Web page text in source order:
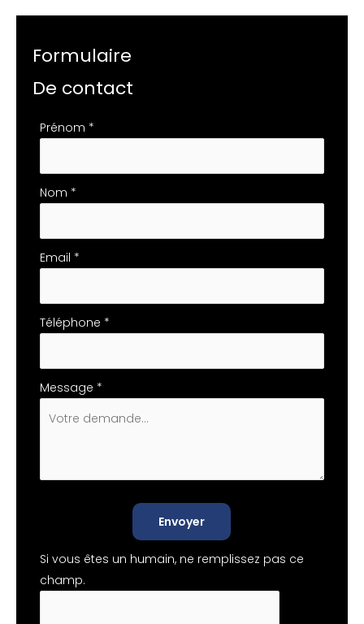
Formulaire
De contact
Formulaire
avec
téléphone
Prénom *
Nom *
Email *
Téléphone *
Message *
Envoyer
Si vous êtes un humain, ne remplissez pas ce
champ.